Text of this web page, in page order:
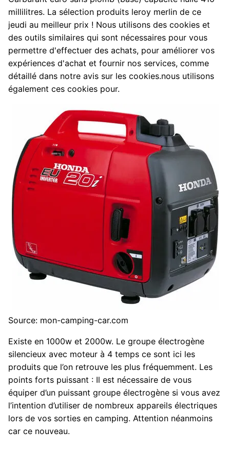
millilitres. La sélection produits leroy merlin de ce
jeudi au meilleur prix ! Nous utilisons des cookies et
des outils similaires qui sont nécessaires pour vous
permettre d'effectuer des achats, pour améliorer vos
expériences d'achat et fournir nos services, comme
détaillé dans notre avis sur les cookies.nous utilisons
également ces cookies pour.
Source: mon-camping-car.com
Existe en 1000w et 2000w. Le groupe électrogène
silencieux avec moteur à 4 temps ce sont ici les
produits que l’on retrouve les plus fréquemment. Les
points forts puissant : Il est nécessaire de vous
équiper d’un puissant groupe électrogène si vous avez
l’intention d’utiliser de nombreux appareils électriques
lors de vos sorties en camping. Attention néanmoins
car ce nouveau.